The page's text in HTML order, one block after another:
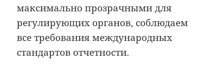
максимально прозрачными для
регулирующих органов, соблюдаем
все требования международных
стандартов отчетности.